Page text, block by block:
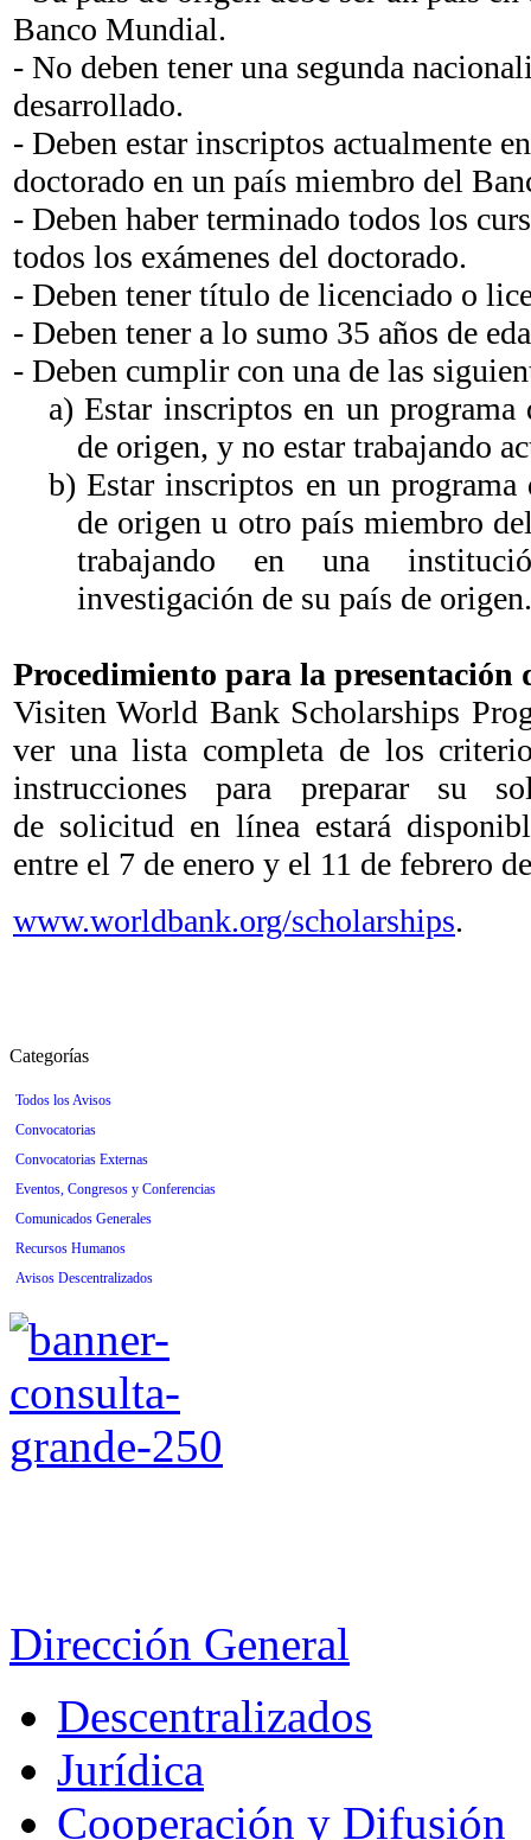
Banco Mundial.
- No deben tener una segunda
desarrollado.
- Deben estar inscriptos actualmente
doctorado en un país miembro del
- Deben haber terminado todos los
todos los exámenes del doctorado.
- Deben tener título de licenciado o
- Deben tener a lo sumo 35 años de
- Deben cumplir con una de las
a) Estar inscriptos en un programa
de origen, y no estar trabajando
b) Estar inscriptos en un programa
de origen u otro país miembro
trabajando en una
investigación de su país de origen.
Procedimiento para la presentación
Visiten World Bank Scholarships
ver una lista completa de los
instrucciones para preparar su
de solicitud en línea estará
entre el 7 de enero y el 11 de febrero
www.worldbank.org/scholarships.
Categorías
Todos los Avisos
Convocatorias
Convocatorias Externas
Eventos, Congresos y Conferencias
Comunicados Generales
Recursos Humanos
Avisos Descentralizados
Dirección General
Descentralizados
Jurídica
Cooperación y Difusión